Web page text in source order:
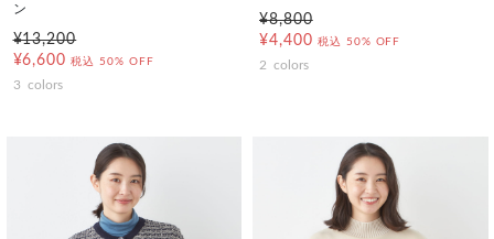
ン
¥13,200
¥6,600 税込 50% OFF
3 colors
¥8,800
¥4,400 税込 50% OFF
2 colors